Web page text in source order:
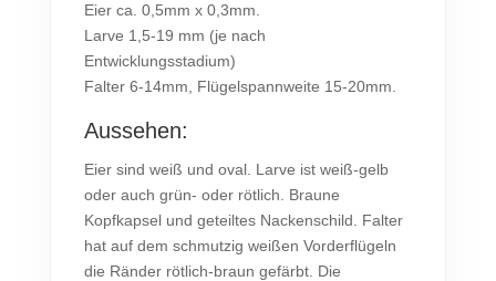
Eier ca. 0,5mm x 0,3mm.
Larve 1,5-19 mm (je nach
Entwicklungsstadium)
Falter 6-14mm, Flügelspannweite 15-20mm.
Aussehen:
Eier sind weiß und oval. Larve ist weiß-gelb
oder auch grün- oder rötlich. Braune
Kopfkapsel und geteiltes Nackenschild. Falter
hat auf dem schmutzig weißen Vorderflügeln
die Ränder rötlich-braun gefärbt. Die